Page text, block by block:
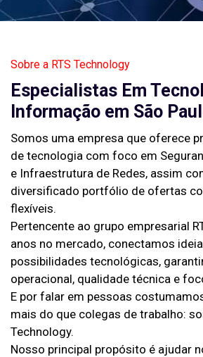
Sobre a RTS Technology
Especialistas Em
Informação em São
Somos uma empresa que oferece
de tecnologia com foco em
e Infraestrutura de Redes, assim
diversificado portfólio de ofertas
flexíveis.
Pertencente ao grupo empresarial
anos no mercado, conectamos
possibilidades tecnológicas,
operacional, qualidade técnica e
E por falar em pessoas
mais do que colegas de trabalho:
Technology.
Nosso principal propósito é ajudar